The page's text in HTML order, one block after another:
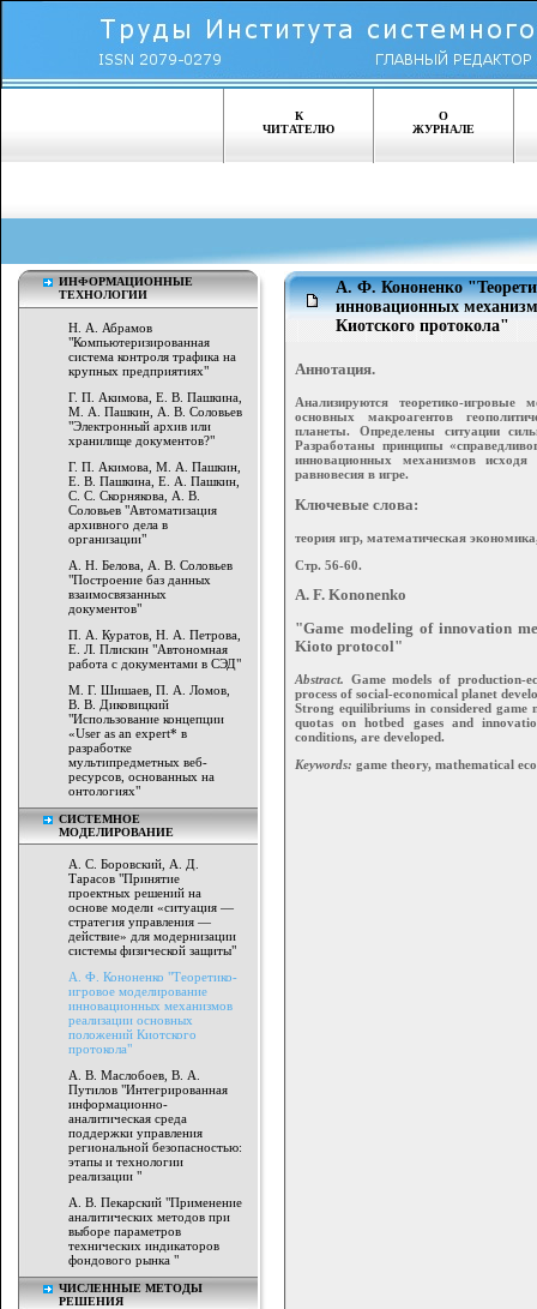
К
ЧИТАТЕЛЮ
О
ЖУРНАЛЕ
ИНФОРМАЦИОННЫЕ
ТЕХНОЛОГИИ
Н. А. Абрамов
"Компьютеризированная
система контроля трафика на
крупных предприятиях"
Г. П. Акимова, Е. В. Пашкина,
М. А. Пашкин, А. В. Соловьев
"Электронный архив или
хранилище документов?"
Г. П. Акимова, М. А. Пашкин,
Е. В. Пашкина, Е. А. Пашкин,
С. С. Скорнякова, А. В.
Соловьев "Автоматизация
архивного дела в
организации"
А. Н. Белова, А. В. Соловьев
"Построение баз данных
взаимосвязанных
документов"
П. А. Куратов, Н. А. Петрова,
Е. Л. Плискин "Автономная
работа с документами в СЭД"
М. Г. Шишаев, П. А. Ломов,
В. В. Диковицкий
"Использование концепции
«User as an expert* в
разработке
мультипредметных веб-
ресурсов, основанных на
онтологиях"
СИСТЕМНОЕ
МОДЕЛИРОВАНИЕ
А. С. Боровский, А. Д.
Тарасов "Принятие
проектных решений на
основе модели «ситуация —
стратегия управления —
действие» для модернизации
системы физической защиты"
А. Ф. Кононенко "Теоретико-
игровое моделирование
инновационных механизмов
реализации основных
положений Киотского
протокола"
А. В. Маслобоев, В. А.
Путилов "Интегрированная
информационно-
аналитическая среда
поддержки управления
региональной безопасностью:
этапы и технологии
реализации "
А. В. Пекарский "Применение
аналитических методов при
выборе параметров
технических индикаторов
фондового рынка "
ЧИСЛЕННЫЕ МЕТОДЫ
РЕШЕНИЯ
А. Ф. Кононенко
инновационных
Киотского протокола"
Аннотация.
Анализируются теоретико-игровые
основных макроагентов
планеты. Определены ситуации
Разработаны принципы
инновационных механизмов
равновесия в игре.
Ключевые слова:
теория игр, математическая
Стр. 56-60.
A. F. Kononenko
"Game modeling of innovation
Kioto protocol"
Abstract. Game models of production-
process of social-economical planet
Strong equilibriums in considered
quotas on hotbed gases and
conditions, are developed.
Keywords: game theory, mathematical